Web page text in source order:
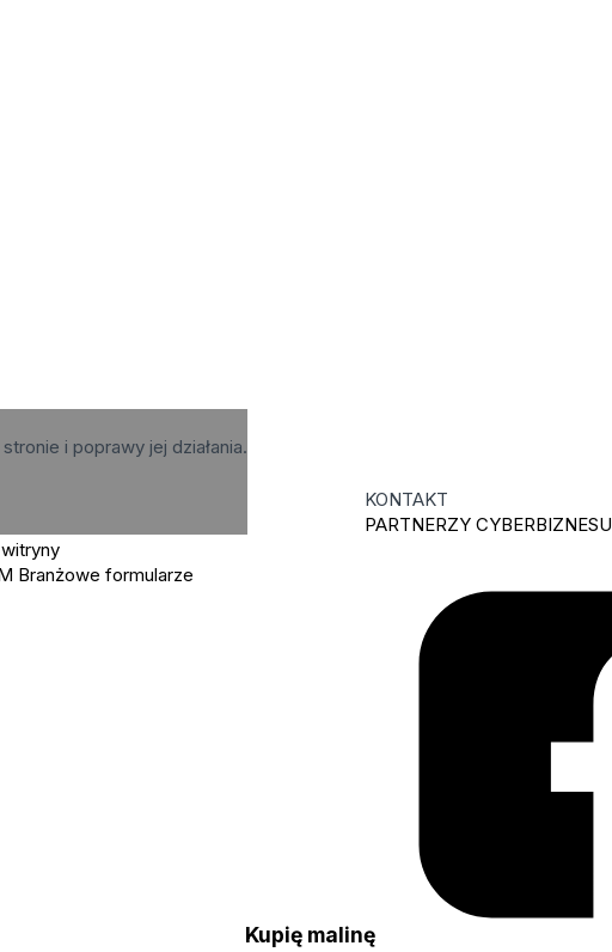
Kupię malinę
i poprawy jej działania.
Branżowe formularze
KONTAKT
PARTNERZY CYBERBIZNESU